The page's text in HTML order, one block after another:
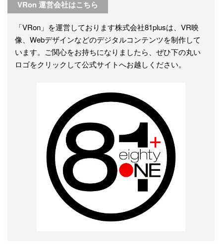
VRon 運営会社はこちら
「VRon」を運営しております株式会社81plusは、VR映
像、Webデザインなどのデジタルコンテンツを制作して
います。ご関心をお持ちになりましたら、ぜひ下の丸い
ロゴをクリックして公式サイトへお越しください。